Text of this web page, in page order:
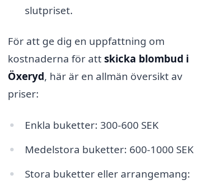
slutpriset.
För att ge dig en uppfattning om
kostnaderna för att skicka blombud i
Öxeryd, här är en allmän översikt av
priser:
Enkla buketter: 300-600 SEK
Medelstora buketter: 600-1000 SEK
Stora buketter eller arrangemang: